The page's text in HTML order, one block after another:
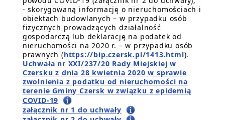
- skorygowaną informację o nieruchomościach i
obiektach budowlanych – w przypadku osób
fizycznych prowadzących działalność
gospodarczą lub deklarację na podatek od
nieruchomości na 2020 r. – w przypadku osób
prawnych (https://bip.czersk.pl/1413.html).
Uchwała nr XXI/237/20 Rady Miejskiej w
Czersku z dnia 28 kwietnia 2020 w sprawie
zwolnienia z podatku od nieruchomości na
terenie Gminy Czersk w związku z epidemią
COVID-19
załącznik nr 1 do uchwały